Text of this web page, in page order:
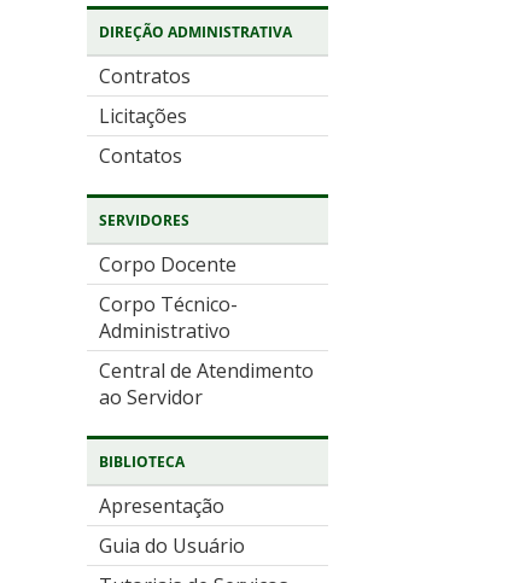
DIREÇÃO ADMINISTRATIVA
Contratos
Licitações
Contatos
SERVIDORES
Corpo Docente
Corpo Técnico-
Administrativo
Central de Atendimento
ao Servidor
BIBLIOTECA
Apresentação
Guia do Usuário